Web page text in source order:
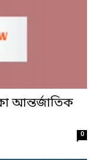
আন্তর্জাতিক
0